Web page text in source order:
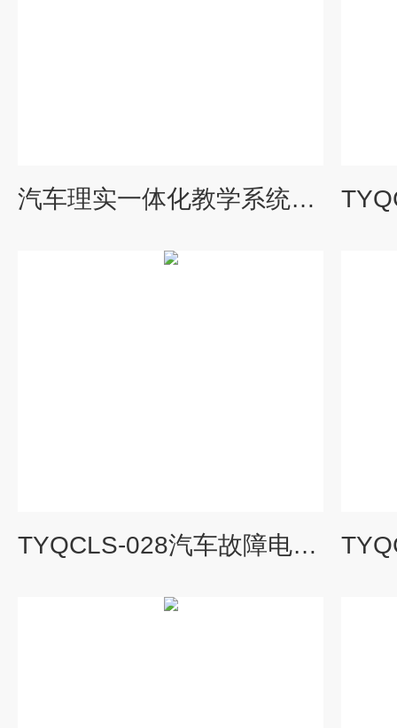
汽车理实一体化教学系统附件（实训车间共用）|汽车理实一体化教学设备
TYQCLS-028汽车故障电脑诊断仪|汽车理实一体化教学设备